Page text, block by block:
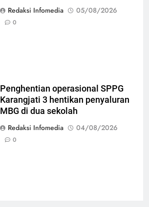
Redaksi Infomedia
05/08/2026
0
Penghentian operasional SPPG
Karangjati 3 hentikan penyaluran
MBG di dua sekolah
Redaksi Infomedia
04/08/2026
0